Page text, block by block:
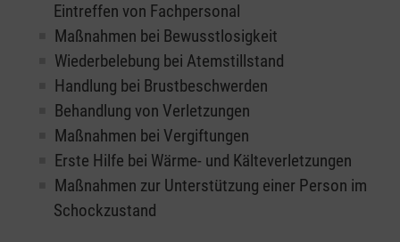
Eintreffen von Fachpersonal
Maßnahmen bei Bewusstlosigkeit
Wiederbelebung bei Atemstillstand
Handlung bei Brustbeschwerden
Behandlung von Verletzungen
Maßnahmen bei Vergiftungen
Erste Hilfe bei Wärme- und Kälteverletzungen
Maßnahmen zur Unterstützung einer Person im
Schockzustand